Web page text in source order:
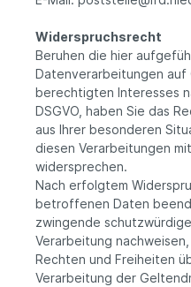
Widerspruchsrecht
Beruhen die hier
Datenverarbeitungen auf
berechtigten Interesses
DSGVO, haben Sie das
aus Ihrer besonderen
diesen Verarbeitungen
widersprechen.
Nach erfolgtem
betroffenen Daten
zwingende
Verarbeitung
Rechten und Freiheiten
Verarbeitung der